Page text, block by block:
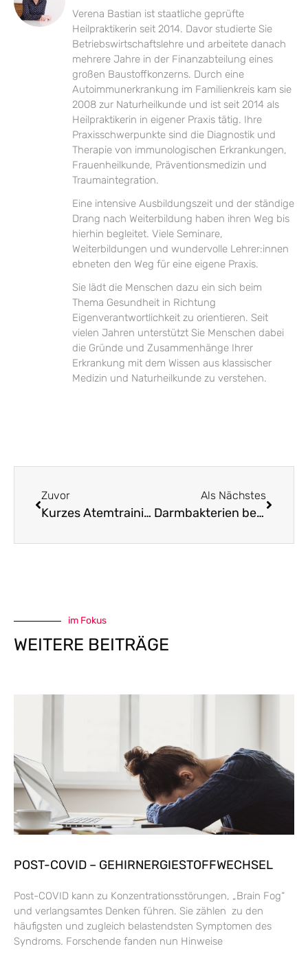
Verena Bastian ist staatliche geprüfte
Heilpraktikerin seit 2014. Davor studierte Sie
Betriebswirtschaftslehre und arbeitete danach
mehrere Jahre in der Finanzabteilung eines
großen Baustoffkonzerns. Durch eine
Autoimmunerkrankung im Familienkreis kam sie
2008 zur Naturheilkunde und ist seit 2014 als
Heilpraktikerin in eigener Praxis tätig. Ihre
Praxisschwerpunkte sind die Diagnostik und
Therapie von immunologischen Erkrankungen,
Frauenheilkunde, Präventionsmedizin und
Traumaintegration.
Eine intensive Ausbildungszeit und der ständige
Drang nach Weiterbildung haben ihren Weg bis
hierhin begleitet. Viele Seminare,
Weiterbildungen und wundervolle Lehrer:innen
ebneten den Weg für eine eigene Praxis.
Sie lädt die Menschen dazu ein sich beim
Thema Gesundheit in Richtung
Eigenverantwortlichkeit zu orientieren. Seit
vielen Jahren unterstützt Sie Menschen dabei
die Gründe und Zusammenhänge Ihrer
Erkrankung mit dem Wissen aus klassischer
Medizin und Naturheilkunde zu verstehen.
Zuvor
Kurzes Atemtraining für längeren Atem bei Asthma
Als Nächstes
Darmbakterien beeinflussen Prognose nach dem Herzinfarkt
im Fokus
WEITERE BEITRÄGE
POST-COVID – GEHIRNERGIESTOFFWECHSEL
Post-COVID kann zu Konzentrationsstörungen, „Brain Fog“
und verlangsamtes Denken führen. Sie zählen zu den
häufigsten und zugleich belastendsten Symptomen des
Syndroms. Forschende fanden nun Hinweise